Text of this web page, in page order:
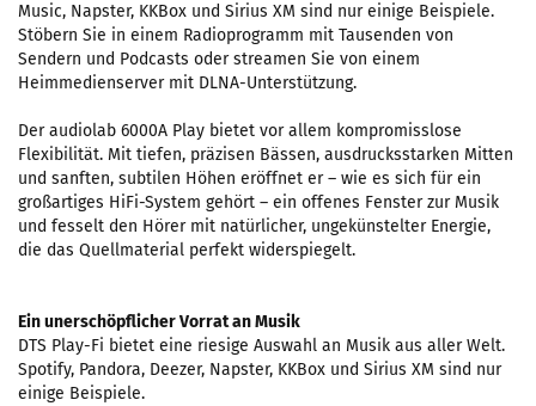
Music, Napster, KKBox und Sirius XM sind nur einige Beispiele.
Stöbern Sie in einem Radioprogramm mit Tausenden von
Sendern und Podcasts oder streamen Sie von einem
Heimmedienserver mit DLNA-Unterstützung.
Der audiolab 6000A Play bietet vor allem kompromisslose
Flexibilität. Mit tiefen, präzisen Bässen, ausdrucksstarken Mitten
und sanften, subtilen Höhen eröffnet er – wie es sich für ein
großartiges HiFi-System gehört – ein offenes Fenster zur Musik
und fesselt den Hörer mit natürlicher, ungekünstelter Energie,
die das Quellmaterial perfekt widerspiegelt.
Ein unerschöpflicher Vorrat an Musik
DTS Play-Fi bietet eine riesige Auswahl an Musik aus aller Welt.
Spotify, Pandora, Deezer, Napster, KKBox und Sirius XM sind nur
einige Beispiele.